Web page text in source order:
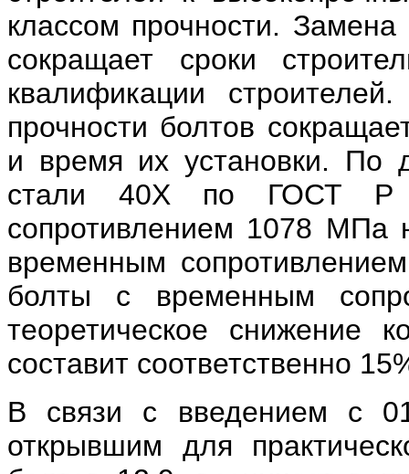
классом прочности.
сокращает сроки
квалификации
прочности болтов
и время их установки. По
стали 40Х по ГОСТ Р
сопротивлением 1078 МПа
временным
болты с временным
теоретическое снижение
составит соответственно
В связи с введением с
открывшим для